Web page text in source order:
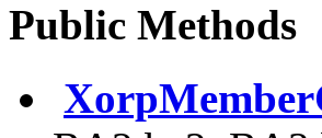
Public Methods